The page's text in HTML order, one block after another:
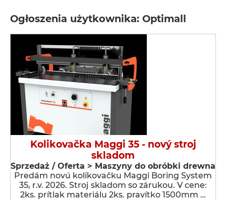
Ogłoszenia użytkownika: Optimall
Kolikovačka Maggi 35 - nový stroj
skladom
Sprzedaż / Oferta > Maszyny do obróbki drewna
Predám novú kolíkovačku Maggi Boring System
35, r.v. 2026. Stroj skladom so zárukou. V cene:
2ks. prítlak materiálu 2ks. pravítko 1500mm …